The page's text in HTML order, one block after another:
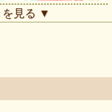
を見る ▼